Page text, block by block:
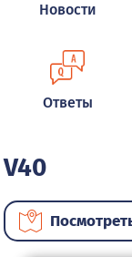
Новости
Ответы
V40